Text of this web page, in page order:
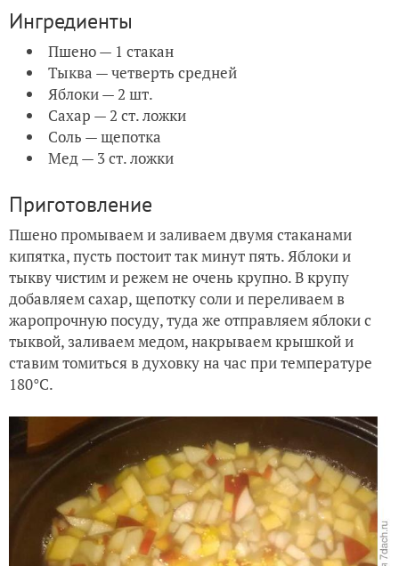
Ингредиенты
Пшено — 1 стакан
Тыква — четверть средней
Яблоки — 2 шт.
Сахар — 2 ст. ложки
Соль — щепотка
Мед — 3 ст. ложки
Приготовление
Пшено промываем и заливаем двумя стаканами
кипятка, пусть постоит так минут пять. Яблоки и
тыкву чистим и режем не очень крупно. В крупу
добавляем сахар, щепотку соли и переливаем в
жаропрочную посуду, туда же отправляем яблоки с
тыквой, заливаем медом, накрываем крышкой и
ставим томиться в духовку на час при температуре
180°C.